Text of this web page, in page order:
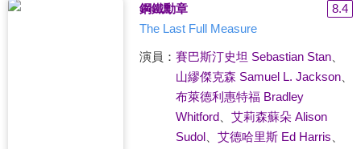
鋼鐵勳章
8.4
The Last Full Measure
演員： 賽巴斯汀史坦 Sebastian Stan、
山繆傑克森 Samuel L. Jackson、
布萊德利惠特福 Bradley
Whitford、 艾莉森蘇朵 Alison
Sudol、 艾德哈里斯 Ed Harris